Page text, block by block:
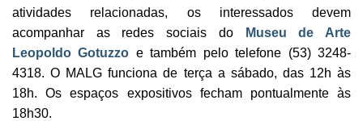
atividades relacionadas, os interessados devem
acompanhar as redes sociais do
Museu de Arte
Leopoldo Gotuzzo e também pelo telefone (53) 3248-
4318. O MALG funciona de terça a sábado, das 12h às
18h. Os espaços expositivos fecham pontualmente às
18h30.